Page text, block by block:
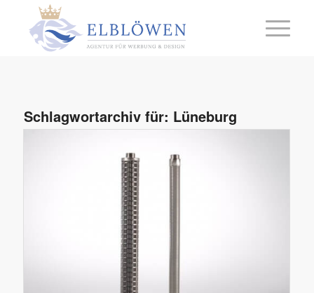
Schlagwortarchiv für: Lüneburg